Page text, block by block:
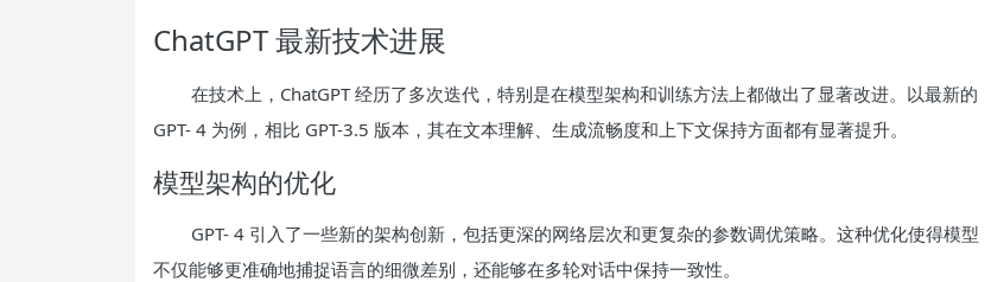
ChatGPT 最新技术进展
在技术上，ChatGPT 经历了多次迭代，特别是在模型架构和训练方法上都做出了显著改进。以最新的
GPT- 4 为例，相比 GPT-3.5 版本，其在文本理解、生成流畅度和上下文保持方面都有显著提升。
模型架构的优化
GPT- 4 引入了一些新的架构创新，包括更深的网络层次和更复杂的参数调优策略。这种优化使得模型
不仅能够更准确地捕捉语言的细微差别，还能够在多轮对话中保持一致性。